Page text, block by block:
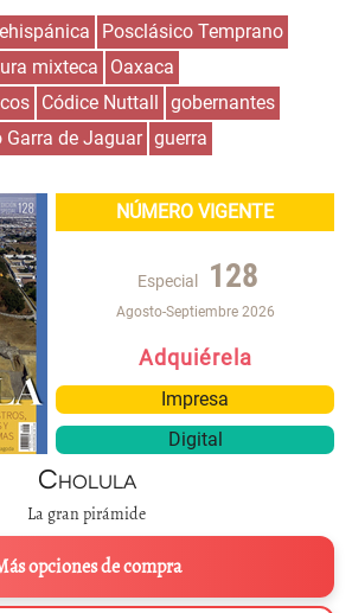
Posclásico Temprano
mixteca
Oaxaca
Códice Nuttall gobernantes
Garra de Jaguar guerra
NÚMERO VIGENTE
Especial 128
Agosto-Septiembre 2026
Adquiérela
Impresa
Digital
Cholula
La gran pirámide
opciones de compra